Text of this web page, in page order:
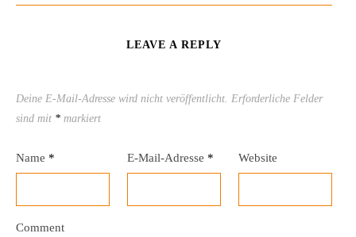
LEAVE A REPLY
Deine E-Mail-Adresse wird nicht veröffentlicht. Erforderliche Felder
sind mit * markiert
Name * E-Mail-Adresse * Website
Comment